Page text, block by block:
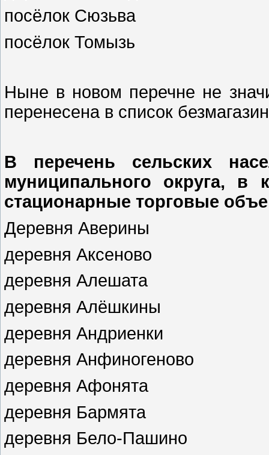
посёлок Сюзьва
посёлок Томызь
Ныне в новом перечне не
перенесена в список
В перечень сельских
муниципального округа, в
стационарные торговые
Деревня Аверины
деревня Аксеново
деревня Алешата
деревня Алёшкины
деревня Андриенки
деревня Анфиногеново
деревня Афонята
деревня Бармята
деревня Бело-Пашино